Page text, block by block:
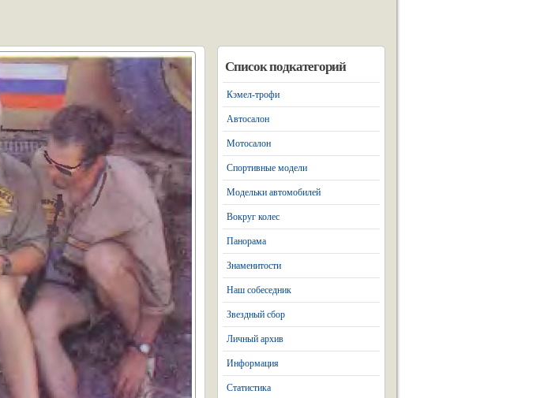
Список подкатегорий
Кэмел-трофи
Автосалон
Мотосалон
Спортивные модели
Модельки автомобилей
Вокруг колес
Панорама
Знаменитости
Наш собеседник
Звездный сбор
Личный архив
Информация
Статистика